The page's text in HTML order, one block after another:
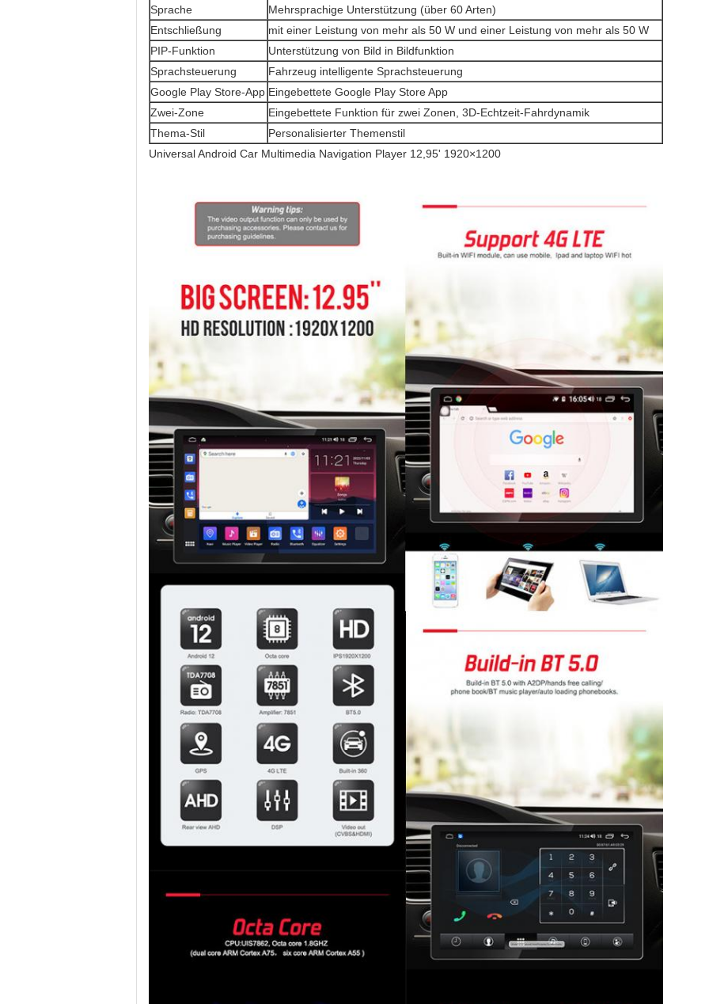
Sprache
Mehrsprachige Unterstützung (über 60 Arten)
Entschließung
mit einer Leistung von mehr als 50 W und einer Leistung von mehr als 50 W
PIP-Funktion
Unterstützung von Bild in Bildfunktion
Sprachsteuerung
Fahrzeug intelligente Sprachsteuerung
Google Play Store-App Eingebettete Google Play Store App
Zwei-Zone
Eingebettete Funktion für zwei Zonen, 3D-Echtzeit-Fahrdynamik
Thema-Stil
Personalisierter Themenstil
Universal Android Car Multimedia Navigation Player 12,95' 1920×1200